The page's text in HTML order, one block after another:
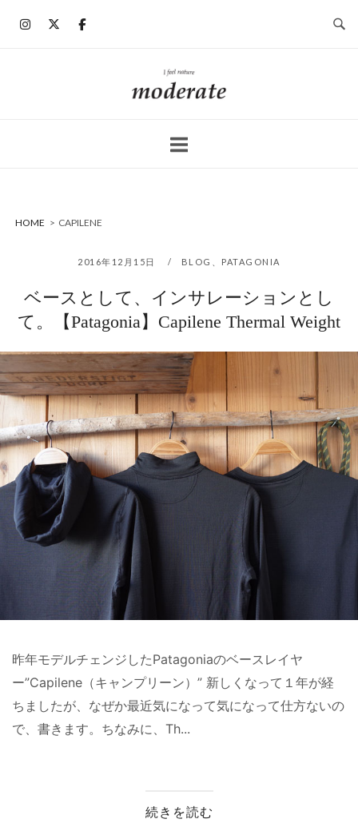
ホ
ー
HOME > CAPILENE
2016年12月15日 BLOG PATAGONIA
ベースとして、インサレーションとし
て。【Patagonia】Capilene Thermal Weight
昨年モデルチェンジしたPatagoniaのベースレイヤ
ー”Capilene（キャンプリーン）” 新しくなって１年が経
ちましたが、なぜか最近気になって気になって仕方ないの
で、書きます。ちなみに、Th...
続きを読む